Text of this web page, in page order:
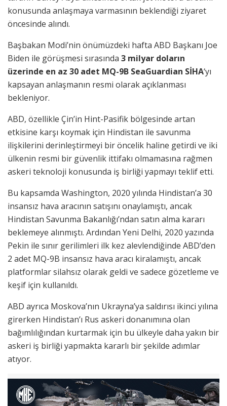
konusunda anlaşmaya varmasının beklendiği ziyaret
öncesinde alındı.
Başbakan Modi’nin önümüzdeki hafta ABD Başkanı Joe
Biden ile görüşmesi sırasında 3 milyar doların
üzerinde en az 30 adet MQ-9B SeaGuardian SİHA‘yı
kapsayan anlaşmanın resmi olarak açıklanması
bekleniyor.
ABD, özellikle Çin’in Hint-Pasifik bölgesinde artan
etkisine karşı koymak için Hindistan ile savunma
ilişkilerini derinleştirmeyi bir öncelik haline getirdi ve iki
ülkenin resmi bir güvenlik ittifakı olmamasına rağmen
askeri teknoloji konusunda iş birliği yapmayı teklif etti.
Bu kapsamda Washington, 2020 yılında Hindistan’a 30
insansız hava aracının satışını onaylamıştı, ancak
Hindistan Savunma Bakanlığı’ndan satın alma kararı
beklemeye alınmıştı. Ardından Yeni Delhi, 2020 yazında
Pekin ile sınır gerilimleri ilk kez alevlendiğinde ABD’den
2 adet MQ-9B insansız hava aracı kiralamıştı, ancak
platformlar silahsız olarak geldi ve sadece gözetleme ve
keşif için kullanıldı.
ABD ayrıca Moskova’nın Ukrayna’ya saldırısı ikinci yılına
girerken Hindistan’ı Rus askeri donanımına olan
bağımlılığından kurtarmak için bu ülkeyle daha yakın bir
askeri iş birliği yapmakta kararlı bir şekilde adımlar
atıyor.